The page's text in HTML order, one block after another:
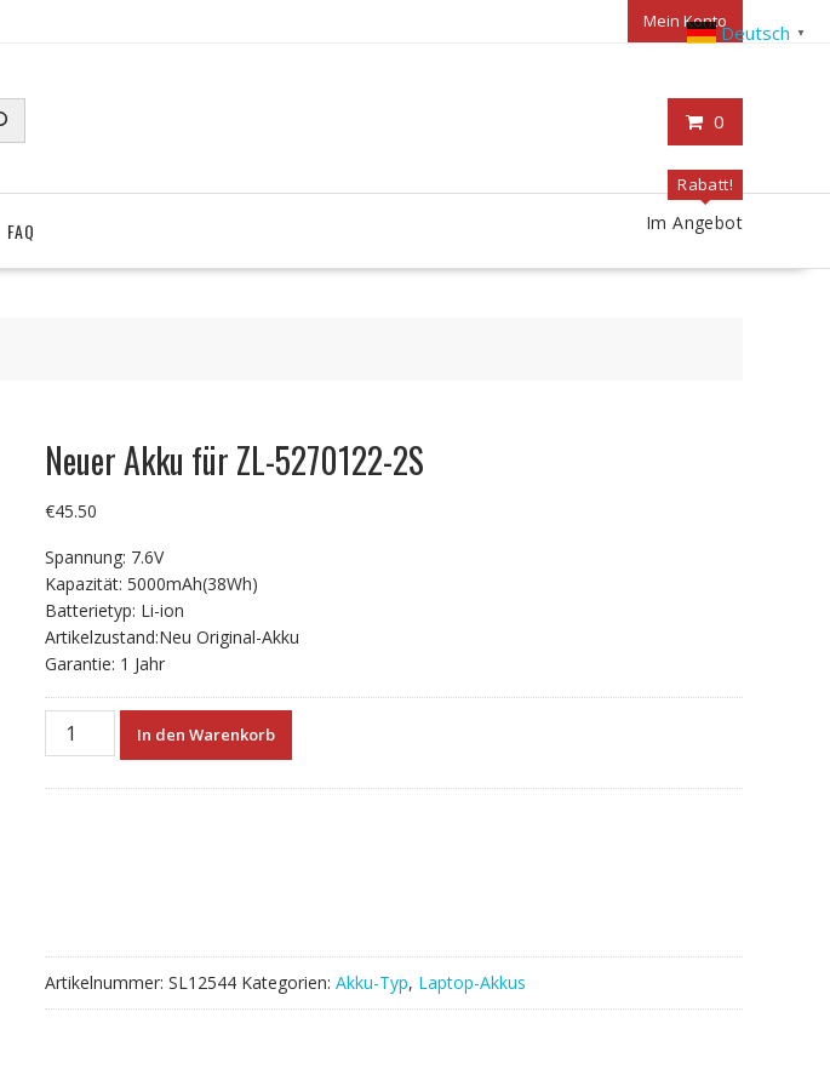
Mein Konto
0
FAQ
Rabatt!
Im Angebot
Neuer Akku für ZL-5270122-2S
€45.50
Spannung: 7.6V
Kapazität: 5000mAh(38Wh)
Batterietyp: Li-ion
Artikelzustand:Neu Original-Akku
Garantie: 1 Jahr
Neuer
In den Warenkorb
Artikelnummer: SL12544 Kategorien: Akku-Typ, Laptop-Akkus
Deutsch ▼